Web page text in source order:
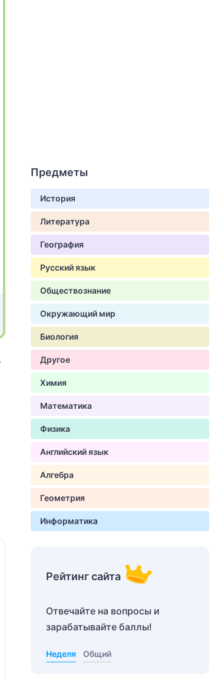
Предметы
История
Литература
География
Русский язык
Обществознание
Окружающий мир
Биология
Другое
Химия
Математика
Физика
Английский язык
Алгебра
Геометрия
Информатика
Рейтинг сайта
Отвечайте на вопросы и
зарабатывайте баллы!
Неделя Общий